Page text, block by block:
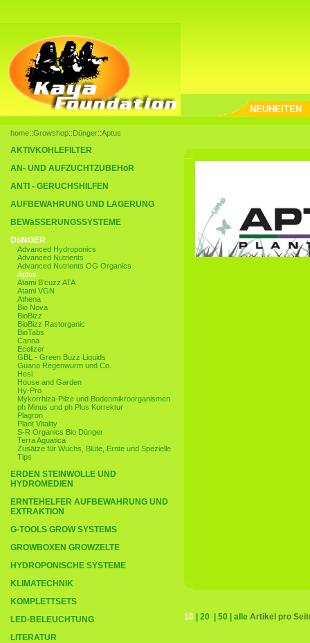
NEUHEITEN
home::Growshop::Dünger::Aptus
AKTIVKOHLEFILTER
AN- UND AUFZUCHTZUBEHöR
ANTI - GERUCHSHILFEN
AUFBEWAHRUNG UND LAGERUNG
BEWäSSERUNGSSYSTEME
DüNGER
Advanced Hydroponics
Advanced Nutrients
Advanced Nutrients OG Organics
Aptus
Atami B’cuzz ATA
Atami VGN
Athena
Bio Nova
BioBizz
BioBizz Rastorganic
BioTabs
Canna
Ecolizer
GBL - Green Buzz Liquids
Guano Regenwurm und Co.
Hesi
House and Garden
Hy-Pro
Mykorrhiza-Pilze und Bodenmikroorganismen
ph Minus und ph Plus Korrektur
Plagron
Plant Vitality
S-R Organics Bio Dünger
Terra Aquatica
Zusätze für Wuchs, Blüte, Ernte und Spezielle
Tips
ERDEN STEINWOLLE UND
HYDROMEDIEN
ERNTEHELFER AUFBEWAHRUNG UND
EXTRAKTION
G-TOOLS GROW SYSTEMS
GROWBOXEN GROWZELTE
HYDROPONISCHE SYSTEME
KLIMATECHNIK
KOMPLETTSETS
LED-BELEUCHTUNG
LITERATUR
10 20 50 alle Artikel pro